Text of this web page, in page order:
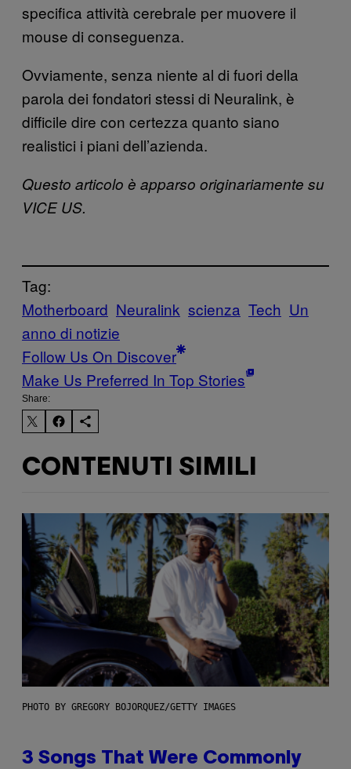
specifica attività cerebrale per muovere il
mouse di conseguenza.
Ovviamente, senza niente al di fuori della
parola dei fondatori stessi di Neuralink, è
difficile dire con certezza quanto siano
realistici i piani dell’azienda.
Questo articolo è apparso originariamente su
VICE US.
Tag:
Motherboard Neuralink scienza Tech Un
anno di notizie
Follow Us On Discover
Make Us Preferred In Top Stories
Share:
CONTENUTI SIMILI
PHOTO BY GREGORY BOJORQUEZ/GETTY IMAGES
3 Songs That Were Commonly